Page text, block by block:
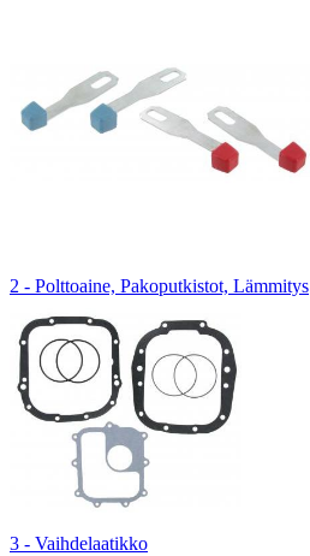
2 - Polttoaine, Pakoputkistot, Lämmitys
3 - Vaihdelaatikko